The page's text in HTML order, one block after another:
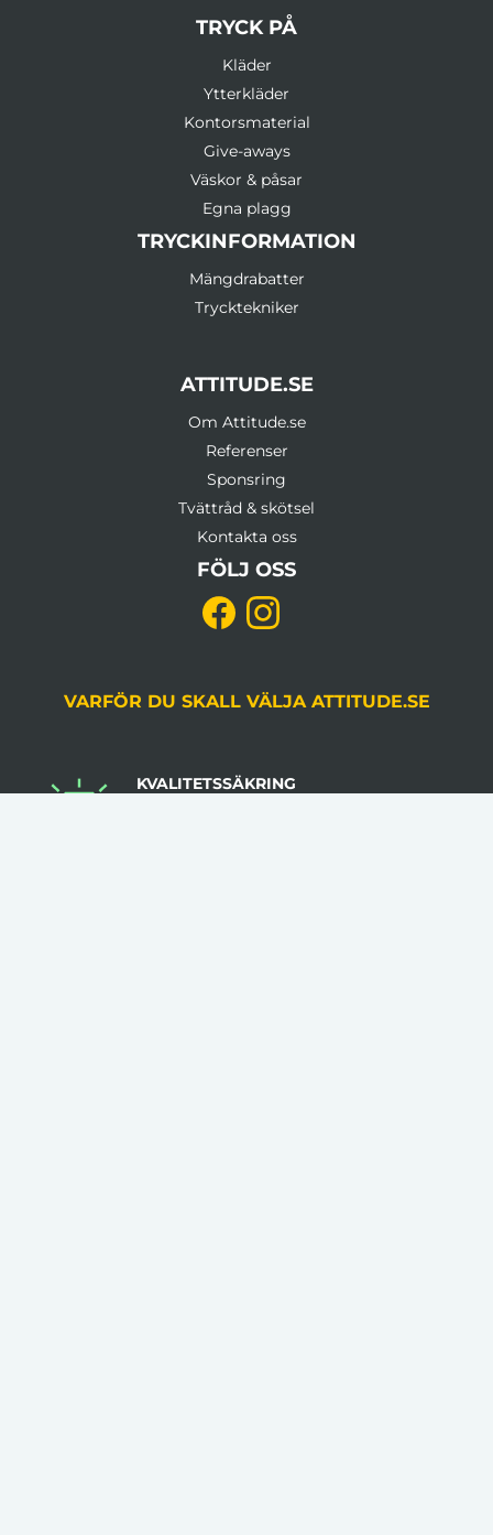
TRYCK PÅ
Kläder
Ytterkläder
Kontorsmaterial
Give-aways
Väskor & påsar
Egna plagg
TRYCKINFORMATION
Mängdrabatter
Trycktekniker
ATTITUDE.SE
Om Attitude.se
Referenser
Sponsring
Tvättråd & skötsel
Kontakta oss
FÖLJ OSS
VARFÖR DU SKALL VÄLJA ATTITUDE.SE
KVALITETSSÄKRING